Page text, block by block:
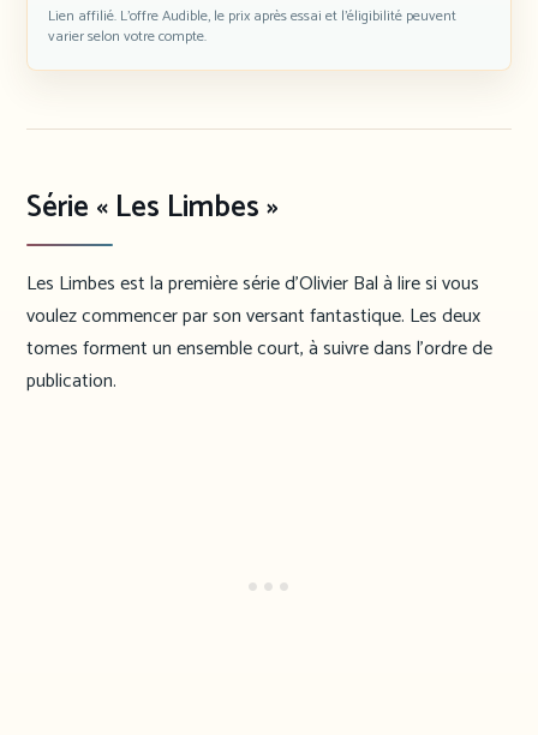
Lien affilié. L’offre Audible, le prix après essai et l’éligibilité peuvent
varier selon votre compte.
Série « Les Limbes »
Les Limbes est la première série d’Olivier Bal à lire si vous
voulez commencer par son versant fantastique. Les deux
tomes forment un ensemble court, à suivre dans l’ordre de
publication.